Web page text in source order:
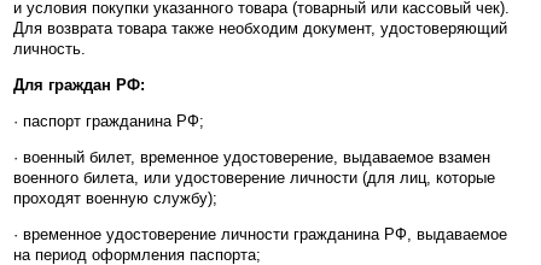
и условия покупки указанного товара (товарный или кассовый чек).
Для возврата товара также необходим документ, удостоверяющий
личность.
Для граждан РФ:
· паспорт гражданина РФ;
· военный билет, временное удостоверение, выдаваемое взамен
военного билета, или удостоверение личности (для лиц, которые
проходят военную службу);
· временное удостоверение личности гражданина РФ, выдаваемое
на период оформления паспорта;